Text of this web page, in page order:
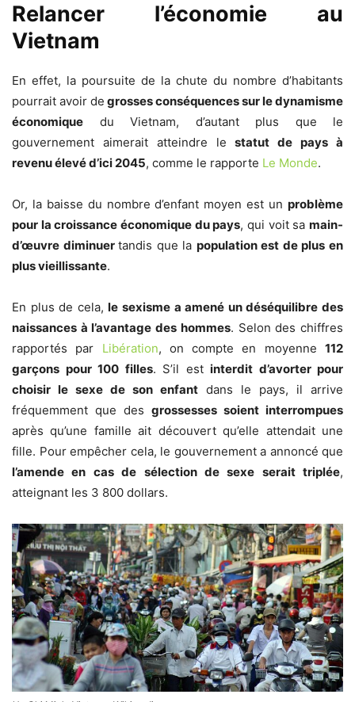
Relancer l’économie au
Vietnam
En effet, la poursuite de la chute du nombre d’habitants
pourrait avoir de grosses conséquences sur le dynamisme
économique du Vietnam, d’autant plus que le
gouvernement aimerait atteindre lestatut de pays à
revenu élevé d’ici 2045, comme le rapporte Le Monde.
Or, la baisse du nombre d’enfant moyen est un problème
pour la croissance économique du pays, qui voit samain-
d’œuvre diminuertandis que la population est de plus en
plus vieillissante.
En plus de cela,le sexisme a amené un déséquilibre des
naissances à l’avantage des hommes. Selon des chiffres
rapportés par Libération, on compte en moyenne112
garçons pour 100 filles. S’il est interdit d’avorter pour
choisir le sexe de son enfant dans le pays, il arrive
fréquemment que des grossesses soient interrompues
après qu’une famille ait découvert qu’elle attendait une
fille. Pour empêcher cela, le gouvernement a annoncé que
l’amende en cas de sélection de sexe serait triplée,
atteignant les 3 800 dollars.